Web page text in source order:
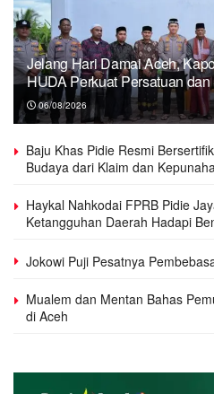
Jelang Hari Damai Aceh,
HUDA Perkuat Persatuan
06/08/2026
Baju Khas Pidie Resmi
Budaya dari Klaim dan
Haykal Nahkodai FPRB Pidie
Ketangguhan Daerah Hadapi
Jokowi Puji Pesatnya
Mualem dan Mentan Bahas
di Aceh